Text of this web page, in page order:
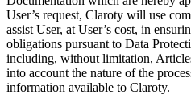
User’s request, Claroty will use
assist User, at User’s cost, in
obligations pursuant to Data
including, without limitation,
into account the nature of the
information available to Claroty.